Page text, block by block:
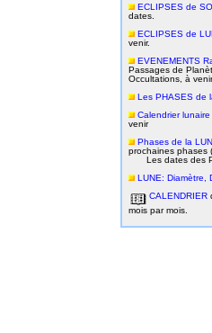
ECLIPSES de
dates.
ECLIPSES de
venir.
EVENEMENTS
Passages de
Occultations, à
Les PHASES de
Calendrier lunaire
venir
Phases de la
prochaines phases
Les dates des
LUNE: Diamètre,
CALENDRIER
mois par mois.